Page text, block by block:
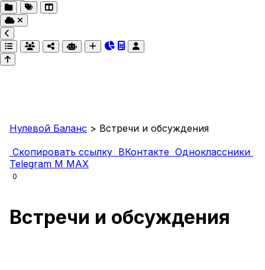
Нулевой Баланс > Встречи и обсуждения
Скопировать ссылку ВКонтакте Одноклассники
Telegram M MAX
0
Встречи и обсуждения